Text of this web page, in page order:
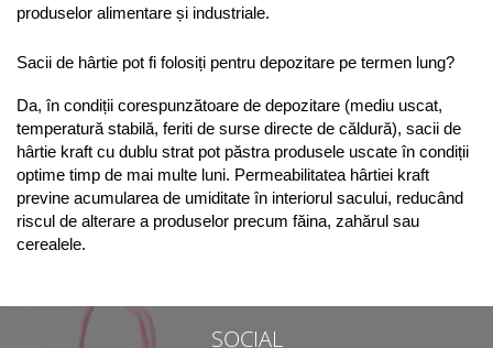
produselor alimentare și industriale.
Sacii de hârtie pot fi folosiți pentru depozitare pe termen lung?
Da, în condiții corespunzătoare de depozitare (mediu uscat,
temperatură stabilă, feriti de surse directe de căldură), sacii de
hârtie kraft cu dublu strat pot păstra produsele uscate în condiții
optime timp de mai multe luni. Permeabilitatea hârtiei kraft
previne acumularea de umiditate în interiorul sacului, reducând
riscul de alterare a produselor precum făina, zahărul sau
cerealele.
SOCIAL